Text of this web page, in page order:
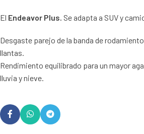
El Endeavor Plus. Se adapta a SUV y
Desgaste parejo de la banda de
llantas.
Rendimiento equilibrado para un mayor
lluvia y nieve.